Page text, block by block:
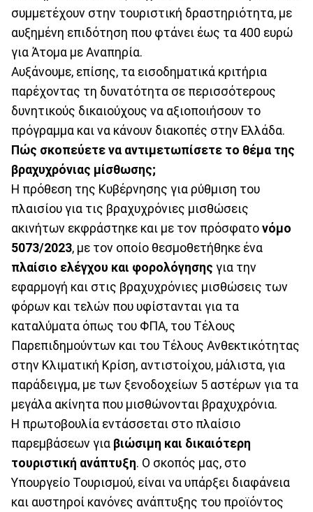
συμμετέχουν στην τουριστική δραστηριότητα, με
αυξημένη επιδότηση που φτάνει έως τα 400 ευρώ
για Άτομα με Αναπηρία.
Αυξάνουμε, επίσης, τα εισοδηματικά κριτήρια
παρέχοντας τη δυνατότητα σε περισσότερους
δυνητικούς δικαιούχους να αξιοποιήσουν το
πρόγραμμα και να κάνουν διακοπές στην Ελλάδα.
Πώς σκοπεύετε να αντιμετωπίσετε το θέμα της
βραχυχρόνιας μίσθωσης;
Η πρόθεση της Κυβέρνησης για ρύθμιση του
πλαισίου για τις βραχυχρόνιες μισθώσεις
ακινήτων εκφράστηκε και με τον πρόσφατο νόμο
5073/2023, με τον οποίο θεσμοθετήθηκε ένα
πλαίσιο ελέγχου και φορολόγησης για την
εφαρμογή και στις βραχυχρόνιες μισθώσεις των
φόρων και τελών που υφίστανται για τα
καταλύματα όπως του ΦΠΑ, του Τέλους
Παρεπιδημούντων και του Τέλους Ανθεκτικότητας
στην Κλιματική Κρίση, αντιστοίχου, μάλιστα, για
παράδειγμα, με των ξενοδοχείων 5 αστέρων για τα
μεγάλα ακίνητα που μισθώνονται βραχυχρόνια.
Η πρωτοβουλία εντάσσεται στο πλαίσιο
παρεμβάσεων για βιώσιμη και δικαιότερη
τουριστική ανάπτυξη. Ο σκοπός μας, στο
Υπουργείο Τουρισμού, είναι να υπάρξει διαφάνεια
και αυστηροί κανόνες ανάπτυξης του προϊόντος